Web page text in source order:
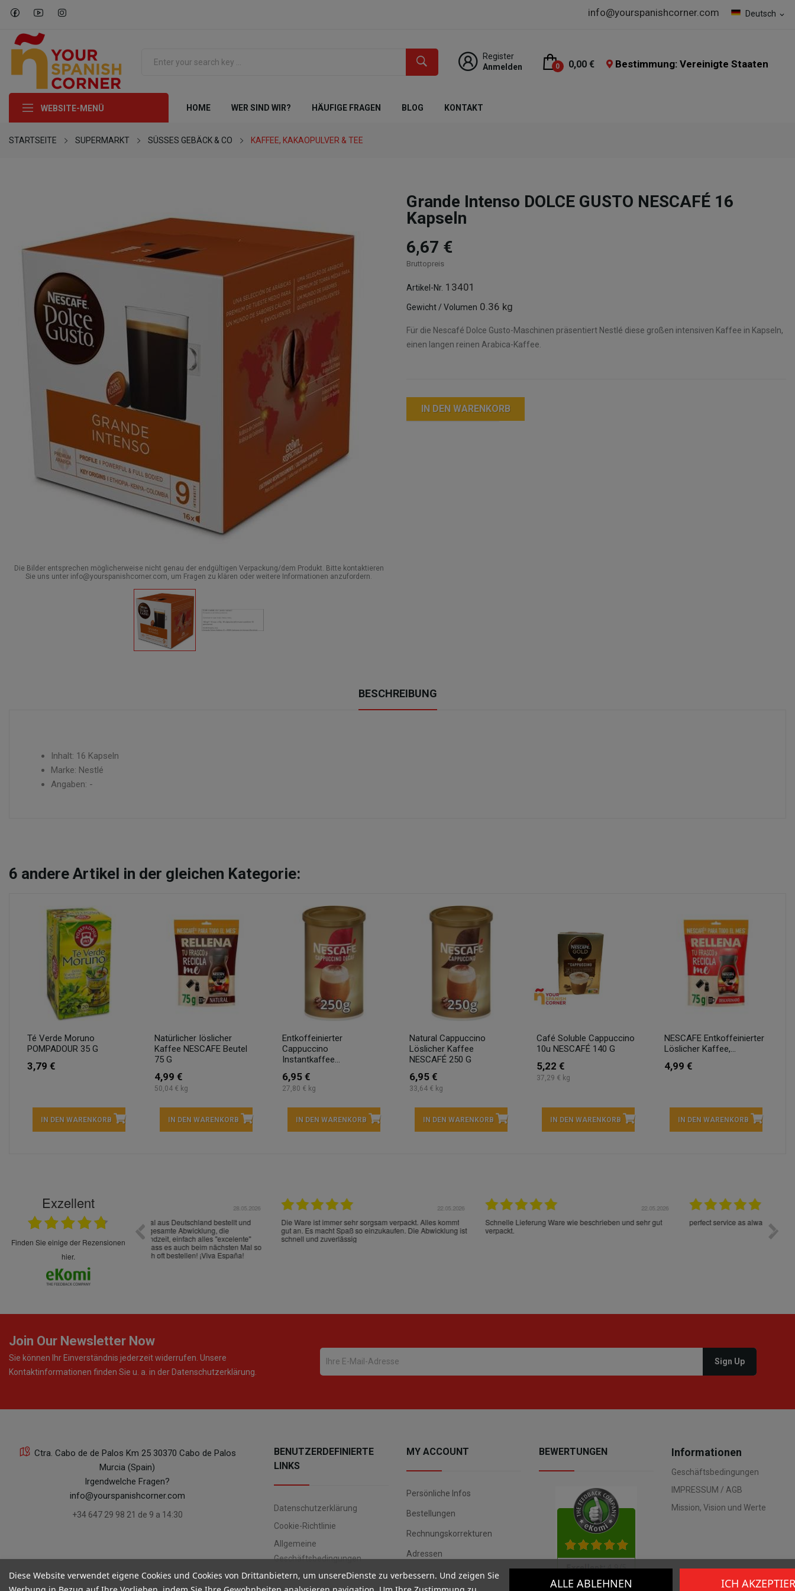
Deutsch expand_more
info@yourspanishcorner.com
Register
Anmelden
0 0,00 € Bestimmung: Vereinigte Staaten
WEBSITE-MENÜ HOME WER SIND WIR? HÄUFIGE FRAGEN BLOG KONTAKT
STARTSEITE SUPERMARKT SÜSSES GEBÄCK & CO KAFFEE, KAKAOPULVER & TEE
Die Bilder entsprechen möglicherweise nicht genau der endgültigen Verpackung/dem Produkt. Bitte kontaktieren
Sie uns unter info@yourspanishcorner.com, um Fragen zu klären oder weitere Informationen anzufordern.
Grande Intenso DOLCE GUSTO NESCAFÉ 16
Kapseln
6,67 €
Bruttopreis
Artikel-Nr. 13401
Gewicht / Volumen 0.36 kg
Für die Nescafé Dolce Gusto-Maschinen präsentiert Nestlé diese großen intensiven Kaffee in Kapseln,
einen langen reinen Arabica-Kaffee.
IN DEN WARENKORB
BESCHREIBUNG
Inhalt: 16 Kapseln
Marke: Nestlé
Angaben: -
6 andere Artikel in der gleichen Kategorie:
Té Verde Moruno
POMPADOUR 35 G
3,79 €
IN DEN WARENKORB
Natürlicher Iöslicher
Kaffee NESCAFE Beutel
75 G
4,99 €
50,04 € kg
IN DEN WARENKORB
Entkoffeinierter
Cappuccino
Instantkaffee...
6,95 €
27,80 € kg
IN DEN WARENKORB
Natural Cappuccino
Löslicher Kaffee
NESCAFÉ 250 G
6,95 €
33,64 € kg
IN DEN WARENKORB
Café Soluble Cappuccino
10u NESCAFÉ 140 G
5,22 €
37,29 € kg
IN DEN WARENKORB
NESCAFE Entkoffeinierter
Löslicher Kaffee,...
4,99 €
IN DEN WARENKORB
Exzellent
finden Sie einige der Rezensionen
hier.
sehr sorgsam verpackt. Alles kommt
Spaß so einzukaufen. Die Abwicklung ist
22.05.2026
Schnelle Lieferung Ware wie beschrieben und sehr gut
verpackt.
21.05.2026
perfect service as always
15.05.2026
Die Waren sind schnell und im Guten Zustand geliefert
Join Our Newsletter Now
Sie können Ihr Einverständnis jederzeit widerrufen. Unsere
Kontaktinformationen finden Sie u. a. in der Datenschutzerklärung.
Ctra. Cabo de de Palos Km 25 30370 Cabo de Palos
Murcia (Spain)
Irgendwelche Fragen?
info@yourspanishcorner.com
+34 647 29 98 21 de 9 a 14:30
BENUTZERDEFINIERTE
LINKS
Datenschutzerklärung
Cookie-Richtlinie
Allgemeine
Geschäftsbedingungen
Datenschutz
MY ACCOUNT
Persönliche Infos
Bestellungen
Rechnungskorrekturen
Adressen
Gutscheine
BEWERTUNGEN Informationen
Geschäftsbedingungen
IMPRESSUM / AGB
Mission, Vision und Werte
Diese Website verwendet eigene Cookies und Cookies von Drittanbietern, um unsereDienste zu verbessern. Und zeigen Sie
ALLE ABLEHNEN ICH